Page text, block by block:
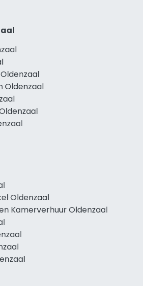
Oldenzaal
Oldenzaal
Kamerverhuur Oldenzaal